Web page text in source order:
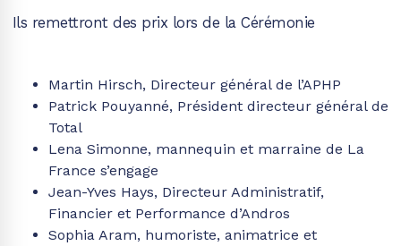
Ils remettront des prix lors de la Cérémonie
Martin Hirsch, Directeur général de l’APHP
Patrick Pouyanné, Président directeur général de
Total
Lena Simonne, mannequin et marraine de La
France s’engage
Jean-Yves Hays, Directeur Administratif,
Financier et Performance d’Andros
Sophia Aram, humoriste, animatrice et